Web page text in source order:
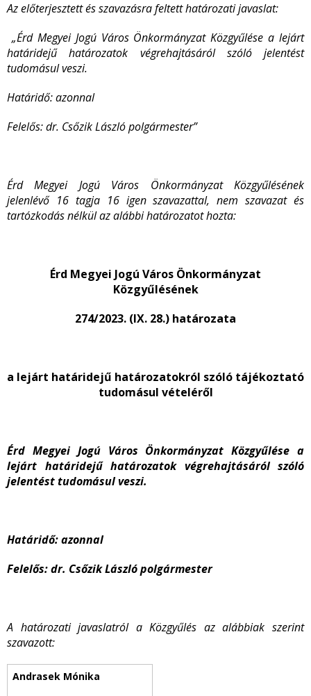
Az előterjesztett és szavazásra feltett határozati javaslat:
„Érd Megyei Jogú Város Önkormányzat Közgyűlése a lejárt
határidejű határozatok végrehajtásáról szóló jelentést
tudomásul veszi.
Határidő:azonnal
Felelős:dr. Csőzik László polgármester”
Érd Megyei Jogú Város Önkormányzat Közgyűlésének
jelenlévő 16 tagja 16 igen szavazattal, nem szavazat és
tartózkodás nélkül az alábbi határozatot hozta:
Érd Megyei Jogú Város Önkormányzat
Közgyűlésének
274/2023. (IX. 28.) határozata
a lejárt határidejű határozatokról szóló tájékoztató
tudomásul vételéről
Érd Megyei Jogú Város Önkormányzat Közgyűlése a
lejárt határidejű határozatok végrehajtásáról szóló
jelentést tudomásul veszi.
Határidő: azonnal
Felelős: dr. Csőzik László polgármester
A határozati javaslatról a Közgyűlés az alábbiak szerint
szavazott: